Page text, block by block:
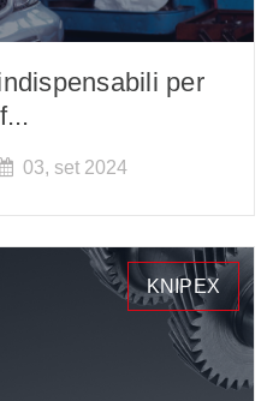
per
03, set 2024
KNIPEX